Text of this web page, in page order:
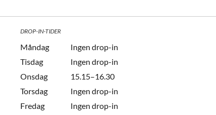
DROP-IN-TIDER
Måndag
Ingen drop-in
Tisdag
Ingen drop-in
Onsdag
15.15–16.30
Torsdag
Ingen drop-in
Fredag
Ingen drop-in